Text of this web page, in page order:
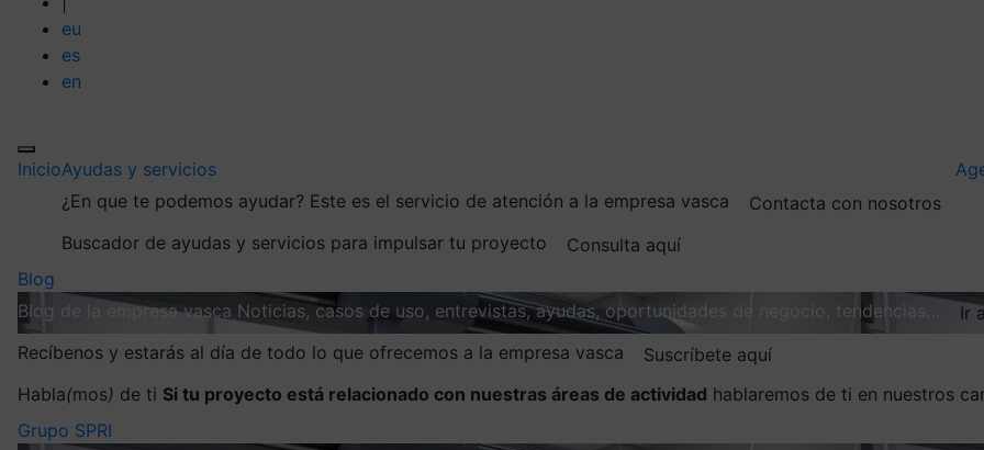
eu
es
en
InicioAyudas y servicios
¿En que te podemos ayudar? Este es el servicio de atención a la empresa vasca
Contacta con nosotros
Buscador de ayudas y servicios para impulsar tu proyecto
Consulta aquí
Blog
Blog de la empresa vasca Noticias, casos de uso, entrevistas, ayudas, oportunidades de negocio, tendencias…
Ir
Recíbenos y estarás al día de todo lo que ofrecemos a la empresa vasca
Suscríbete aquí
Habla(mos) de ti Si tu proyecto está relacionado con nuestras áreas de actividad hablaremos de ti en nuestros
Grupo SPRI